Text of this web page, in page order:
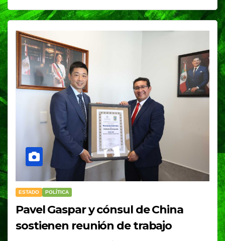
ESTADO POLÍTICA
Pavel Gaspar y cónsul de China
sostienen reunión de trabajo